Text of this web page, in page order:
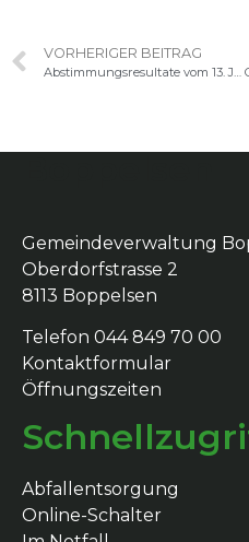
VORHERIGER BEITRAG
Abstimmungsresultate vom 13. Juni 2021
Gemeindeverwaltung
Oberdorfstrasse 2
8113 Boppelsen
Telefon 044 849 70 00
Kontaktformular
Öffnungszeiten
Abfallentsorgung
Online-Schalter